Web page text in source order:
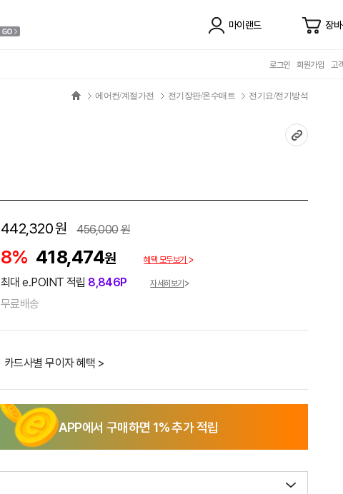
마이랜드 장
로그인 회원가입 고
에어컨/계절가전 전기장판/온수매트 전기요/전기방석
442,320원 456,000원
8% 418,474원 혜택 모두보기
최대 e.POINT 적립 8,846P 자세히보기
무료배송
카드사별 무이자 혜택 >
APP에서 구매하면 1% 추가 적립